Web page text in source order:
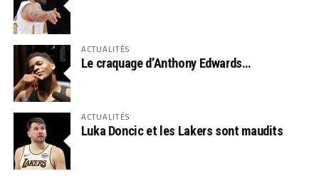
ACTUALITÉS
Le craquage d’Anthony Edwards…
ACTUALITÉS
Luka Doncic et les Lakers sont maudits